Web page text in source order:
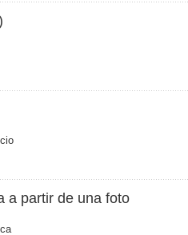
a partir de una foto